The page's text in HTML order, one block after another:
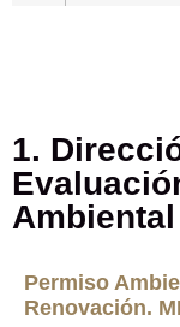
1.
Ambiental
Permiso
Renovación.